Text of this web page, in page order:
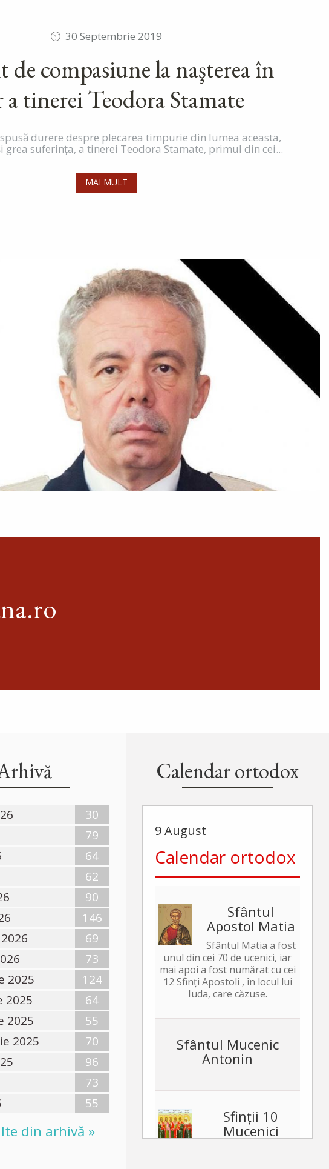
30 Septembrie 2019
de compasiune la naşterea în
a tinerei Teodora Stamate
durere despre plecarea timpurie din lumea aceasta,
grea suferinţa, a tinerei Teodora Stamate, primul din cei...
MAI MULT
30
79
64
62
90
146
69
73
2025
124
2025
64
2025
55
2025
70
96
73
55
din arhivă »
Calendar ortodox
9 August
Calendar ortodox
Sfântul
Apostol Matia
Sfântul Matia a fost
unul din cei 70 de ucenici, iar
mai apoi a fost numărat cu cei
12 Sfinți Apostoli , în locul lui
Iuda, care căzuse.
Sfântul Mucenic
Antonin
Sfinții 10
Mucenici